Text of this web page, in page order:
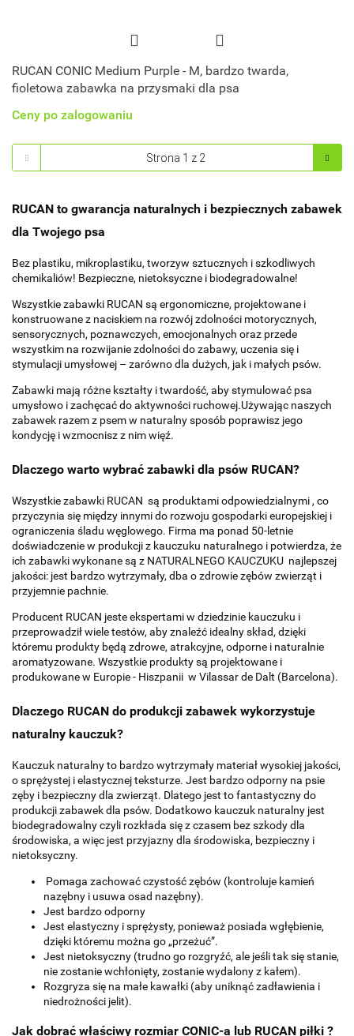
RUCAN CONIC Medium Purple - M, bardzo twarda,
fioletowa zabawka na przysmaki dla psa
Ceny po zalogowaniu
RUCAN to gwarancja naturalnych i bezpiecznych zabawek
dla Twojego psa
Bez plastiku, mikroplastiku, tworzyw sztucznych i szkodliwych
chemikaliów! Bezpieczne, nietoksyczne i biodegradowalne!
Wszystkie zabawki RUCAN są ergonomiczne, projektowane i
konstruowane z naciskiem na rozwój zdolności motorycznych,
sensorycznych, poznawczych, emocjonalnych oraz przede
wszystkim na rozwijanie zdolności do zabawy, uczenia się i
stymulacji umysłowej – zarówno dla dużych, jak i małych psów.
Zabawki mają różne kształty i twardość, aby stymulować psa
umysłowo i zachęcać do aktywności ruchowej.Używając naszych
zabawek razem z psem w naturalny sposób poprawisz jego
kondycję i wzmocnisz z nim więź.
Dlaczego warto wybrać zabawki dla psów RUCAN?
Wszystkie zabawki RUCAN są produktami odpowiedzialnymi , co
przyczynia się między innymi do rozwoju gospodarki europejskiej i
ograniczenia śladu węglowego. Firma ma ponad 50-letnie
doświadczenie w produkcji z kauczuku naturalnego i potwierdza, że
ich zabawki wykonane są z NATURALNEGO KAUCZUKU najlepszej
jakości: jest bardzo wytrzymały, dba o zdrowie zębów zwierząt i
przyjemnie pachnie.
Producent RUCAN jeste ekspertami w dziedzinie kauczuku i
przeprowadził wiele testów, aby znaleźć idealny skład, dzięki
któremu produkty będą zdrowe, atrakcyjne, odporne i naturalnie
aromatyzowane. Wszystkie produkty są projektowane i
produkowane w Europie - Hiszpanii w Vilassar de Dalt (Barcelona).
Dlaczego RUCAN do produkcji zabawek wykorzystuje
naturalny kauczuk?
Kauczuk naturalny to bardzo wytrzymały materiał wysokiej jakości,
o sprężystej i elastycznej teksturze. Jest bardzo odporny na psie
zęby i bezpieczny dla zwierząt. Dlatego jest to fantastyczny do
produkcji zabawek dla psów. Dodatkowo kauczuk naturalny jest
biodegradowalny czyli rozkłada się z czasem bez szkody dla
środowiska, a więc jest przyjazny dla środowiska, bezpieczny i
nietoksyczny.
Pomaga zachować czystość zębów (kontroluje kamień
nazębny i usuwa osad nazębny).
Jest bardzo odporny
Jest elastyczny i sprężysty, ponieważ posiada wgłębienie,
dzięki któremu można go „przeżuć”.
Jest nietoksyczny (trudno go rozgryźć, ale jeśli tak się stanie,
nie zostanie wchłonięty, zostanie wydalony z kałem).
Rozgryza się na małe kawałki (aby uniknąć zadławienia i
niedrożności jelit).
Jak dobrać właściwy rozmiar CONIC-a lub RUCAN piłki ?